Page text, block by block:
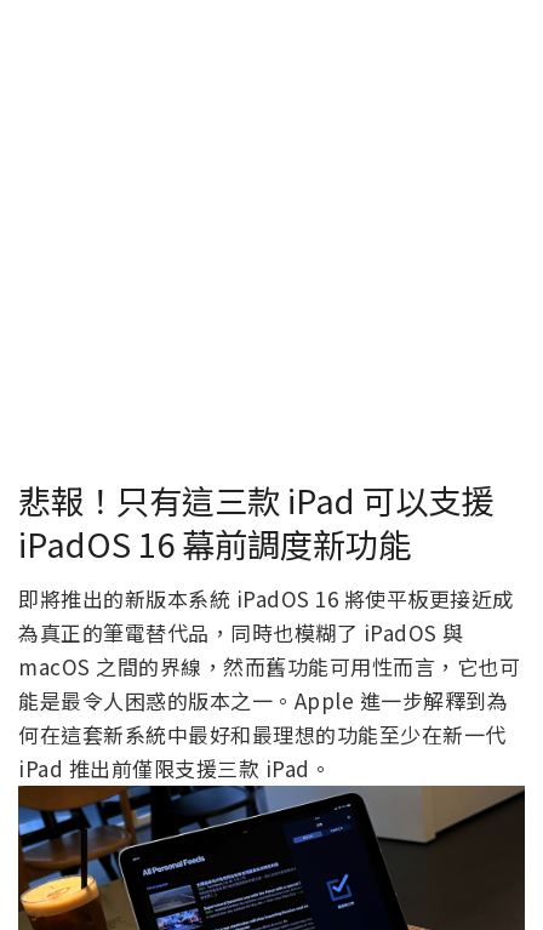
悲報！只有這三款 iPad 可以支援
iPadOS 16 幕前調度新功能
即將推出的新版本系統 iPadOS 16 將使平板更接近成
為真正的筆電替代品，同時也模糊了 iPadOS 與
macOS 之間的界線，然而舊功能可用性而言，它也可
能是最令人困惑的版本之一。Apple 進一步解釋到為
何在這套新系統中最好和最理想的功能至少在新一代
iPad 推出前僅限支援三款 iPad。